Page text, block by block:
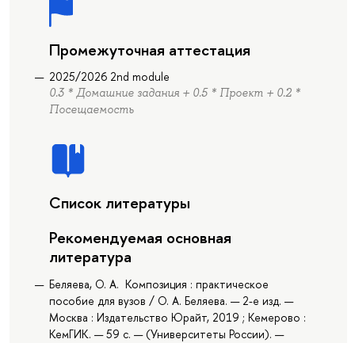
Промежуточная аттестация
2025/2026 2nd module
0.3 * Домашние задания + 0.5 * Проект + 0.2 *
Посещаемость
Список литературы
Рекомендуемая основная
литература
Беляева, О. А. Композиция : практическое
пособие для вузов / О. А. Беляева. — 2-е изд. —
Москва : Издательство Юрайт, 2019 ; Кемерово :
КемГИК. — 59 с. — (Университеты России). —